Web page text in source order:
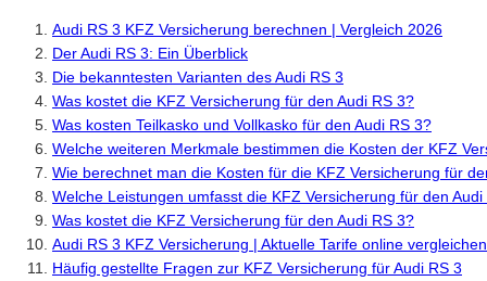
Audi RS 3 KFZ Versicherung berechnen | Vergleich 2026
Der Audi RS 3: Ein Überblick
Die bekanntesten Varianten des Audi RS 3
Was kostet die KFZ Versicherung für den Audi RS 3?
Was kosten Teilkasko und Vollkasko für den Audi RS 3?
Welche weiteren Merkmale bestimmen die Kosten der KFZ
Wie berechnet man die Kosten für die KFZ Versicherung für
Welche Leistungen umfasst die KFZ Versicherung für den Audi
Was kostet die KFZ Versicherung für den Audi RS 3?
Audi RS 3 KFZ Versicherung | Aktuelle Tarife online
Häufig gestellte Fragen zur KFZ Versicherung für Audi RS 3